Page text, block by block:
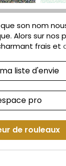
que son nom
Alors sur nos
frais et
liste d'envie
pro
de rouleaux